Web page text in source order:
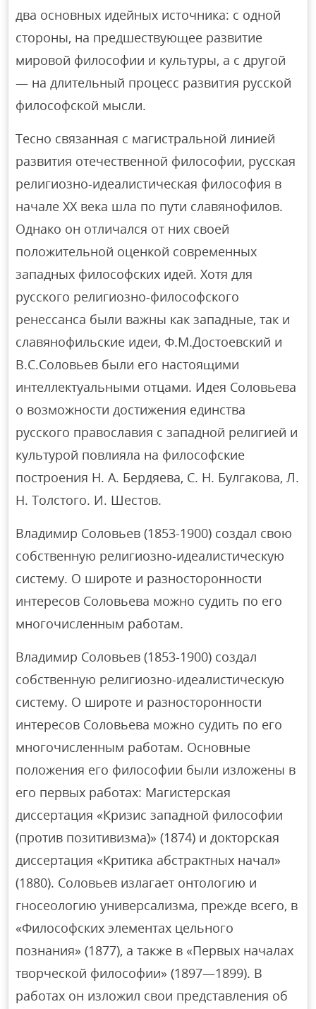
два основных идейных источника: с одной
стороны, на предшествующее развитие
мировой философии и культуры, а с другой
— на длительный процесс развития русской
философской мысли.
Тесно связанная с магистральной линией
развития отечественной философии, русская
религиозно-идеалистическая философия в
начале XX века шла по пути славянофилов.
Однако он отличался от них своей
положительной оценкой современных
западных философских идей. Хотя для
русского религиозно-философского
ренессанса были важны как западные, так и
славянофильские идеи, Ф.М.Достоевский и
В.С.Соловьев были его настоящими
интеллектуальными отцами. Идея Соловьева
о возможности достижения единства
русского православия с западной религией и
культурой повлияла на философские
построения Н. А. Бердяева, С. Н. Булгакова, Л.
Н. Толстого. И. Шестов.
Владимир Соловьев (1853-1900) создал свою
собственную религиозно-идеалистическую
систему. О широте и разносторонности
интересов Соловьева можно судить по его
многочисленным работам.
Владимир Соловьев (1853-1900) создал
собственную религиозно-идеалистическую
систему. О широте и разносторонности
интересов Соловьева можно судить по его
многочисленным работам. Основные
положения его философии были изложены в
его первых работах: Магистерская
диссертация «Кризис западной философии
(против позитивизма)» (1874) и докторская
диссертация «Критика абстрактных начал»
(1880). Соловьев излагает онтологию и
гносеологию универсализма, прежде всего, в
«Философских элементах цельного
познания» (1877), а также в «Первых началах
творческой философии» (1897—1899). В
работах он изложил свои представления об